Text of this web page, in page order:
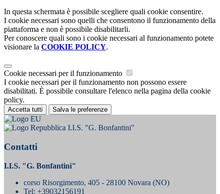
In questa schermata è possibile scegliere quali cookie consentire.
I cookie necessari sono quelli che consentono il funzionamento della
piattaforma e non è possibile disabilitarli.
Per conoscere quali sono i cookie necessari al funzionamento potete
visionare la COOKIE POLICY.
Cookie necessari per il funzionamento
I cookie necessari per il funzionamento non possono essere
disabilitati. È possibile consultare l'elenco nella pagina della cookie
policy.
Accetta tutti Salva le preferenze
I.I.S. "G. Bonfantini"
Contatti
I.I.S. "G. Bonfantini"
corso Risorgimento, 405 - 28100 Novara (NO)
Tel: +39032156191